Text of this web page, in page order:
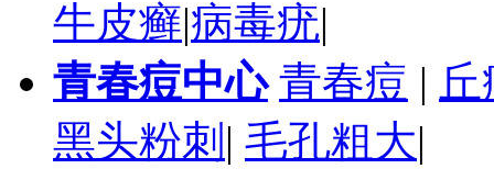
牛皮癣|病毒疣|
青春痘中心 青春痘 |
黑头粉刺 | 毛孔粗大|